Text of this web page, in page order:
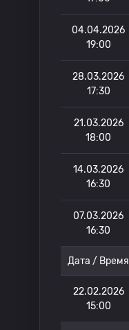
04.04.2026
19:00
28.03.2026
17:30
21.03.2026
18:00
14.03.2026
16:30
07.03.2026
16:30
Дата / Время
22.02.2026
15:00